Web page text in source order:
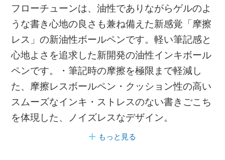
フローチューンは、油性でありながらゲルのよ
うな書き心地の良さも兼ね備えた新感覚「摩擦
レス」の新油性ボールペンです。軽い筆記感と
心地よさを追求した新開発の油性インキボール
ペンです。・筆記時の摩擦を極限まで軽減し
た、摩擦レスボールペン・クッション性の高い
スムーズなインキ・ストレスのない書きごこち
を体現した、ノイズレスなデザイン。
もっと見る